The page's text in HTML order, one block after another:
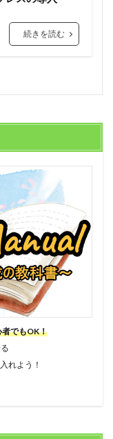
続きを読む
者でもOK！
れよう！